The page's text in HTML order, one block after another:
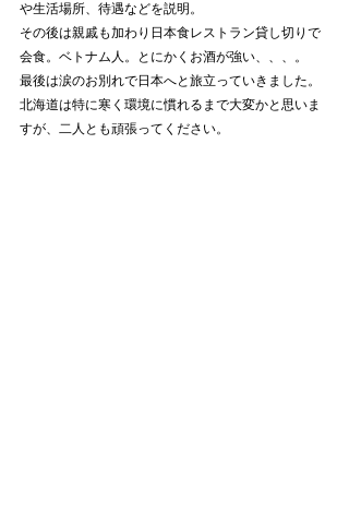
や生活場所、待遇などを説明。
その後は親戚も加わり日本食レストラン貸し切りで
会食。ベトナム人。とにかくお酒が強い、、、。
最後は涙のお別れで日本へと旅立っていきました。
北海道は特に寒く環境に慣れるまで大変かと思いま
すが、二人とも頑張ってください。